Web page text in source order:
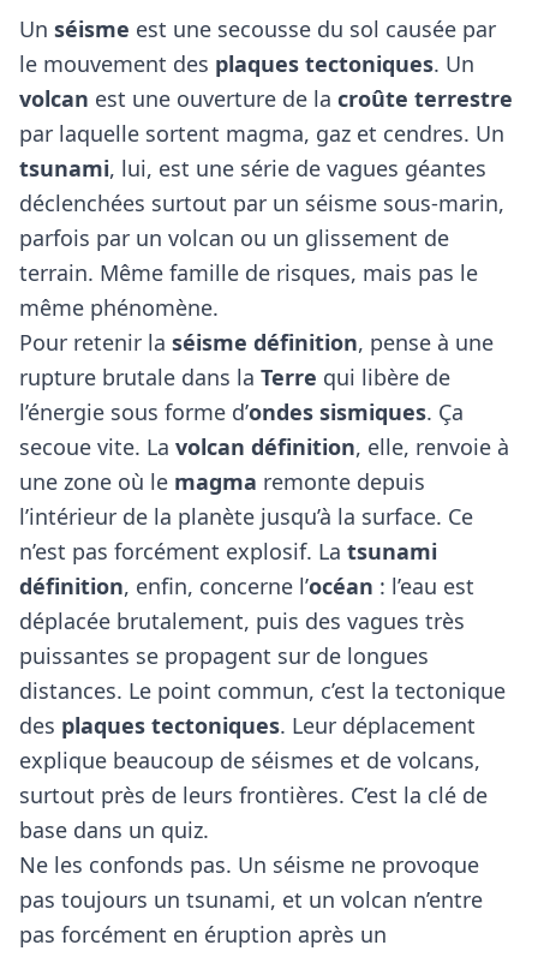
Un séisme est une secousse du sol causée par
le mouvement des plaques tectoniques. Un
volcan est une ouverture de la croûte terrestre
par laquelle sortent magma, gaz et cendres. Un
tsunami, lui, est une série de vagues géantes
déclenchées surtout par un séisme sous-marin,
parfois par un volcan ou un glissement de
terrain. Même famille de risques, mais pas le
même phénomène.
Pour retenir la séisme définition, pense à une
rupture brutale dans la Terre qui libère de
l’énergie sous forme d’ondes sismiques. Ça
secoue vite. La volcan définition, elle, renvoie à
une zone où le magma remonte depuis
l’intérieur de la planète jusqu’à la surface. Ce
n’est pas forcément explosif. La tsunami
définition, enfin, concerne l’océan : l’eau est
déplacée brutalement, puis des vagues très
puissantes se propagent sur de longues
distances. Le point commun, c’est la tectonique
des plaques tectoniques. Leur déplacement
explique beaucoup de séismes et de volcans,
surtout près de leurs frontières. C’est la clé de
base dans un quiz.
Ne les confonds pas. Un séisme ne provoque
pas toujours un tsunami, et un volcan n’entre
pas forcément en éruption après un